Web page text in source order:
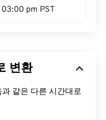
03:00 pm PST
변환
같은 다른 시간대로